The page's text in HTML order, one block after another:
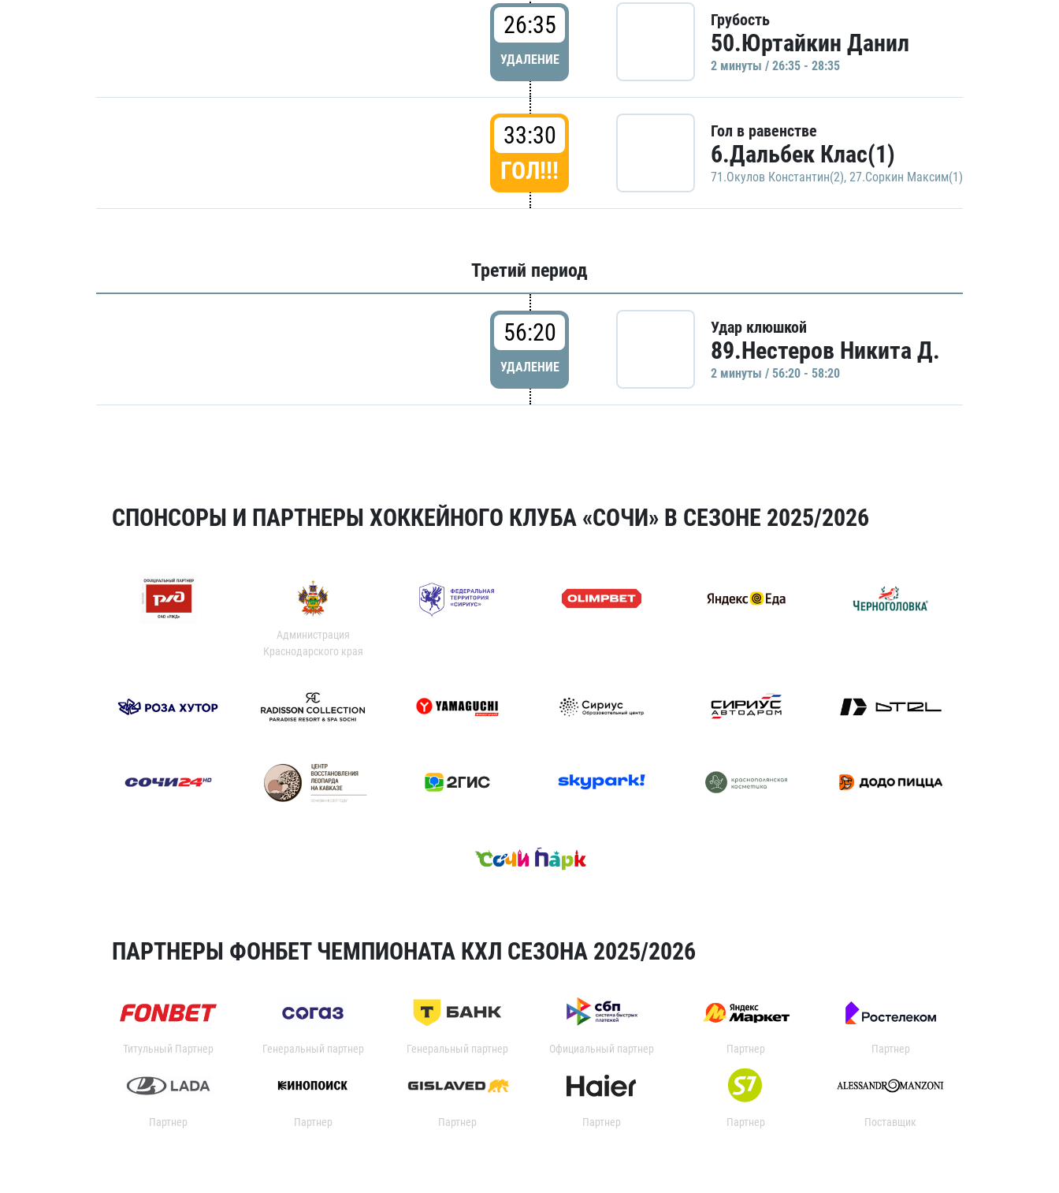
26:35
УДАЛЕНИЕ
Грубость
50.Юртайкин Данил
2 минуты / 26:35 - 28:35
33:30
ГОЛ!!!
Гол в равенстве
6.Дальбек Клас(1)
71.Окулов Константин(2), 27.Соркин Максим(1)
Третий период
56:20
УДАЛЕНИЕ
Удар клюшкой
89.Нестеров Никита Д.
2 минуты / 56:20 - 58:20
СПОНСОРЫ И ПАРТНЕРЫ ХОККЕЙНОГО КЛУБА «СОЧИ» В СЕЗОНЕ 2025/2026
Администрация
Краснодарского края
ПАРТНЕРЫ ФОНБЕТ ЧЕМПИОНАТА КХЛ СЕЗОНА 2025/2026
Титульный Партнер Генеральный партнер Генеральный партнер Официальный партнер Партнер Партнер
Партнер Партнер Партнер Партнер Партнер Поставщик